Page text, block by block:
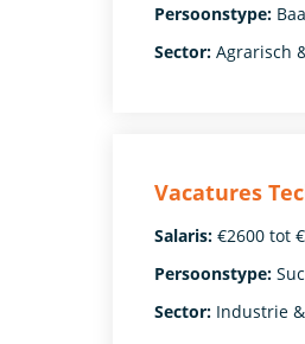
Persoonstype:
Sector: Agrarisch
Vacatures
Salaris: €2600 tot
Persoonstype:
Sector: Industrie